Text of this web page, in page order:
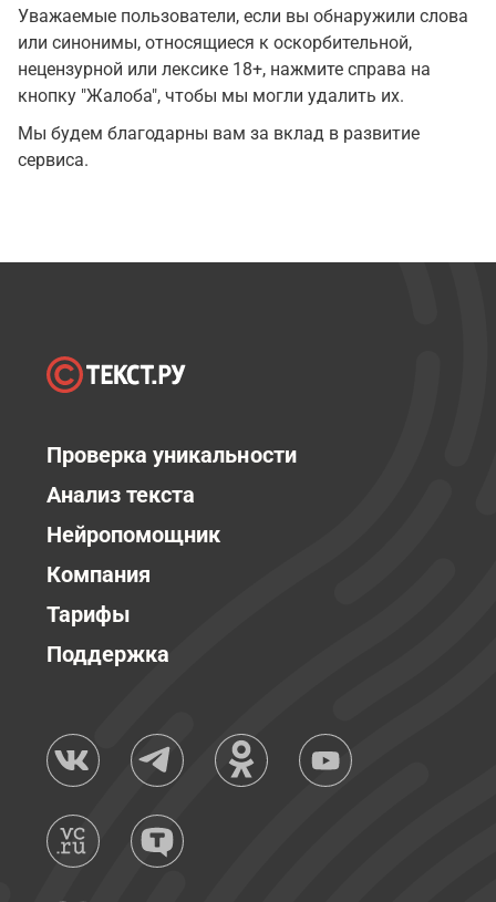
Уважаемые пользователи, если вы обнаружили слова
или синонимы, относящиеся к оскорбительной,
нецензурной или лексике 18+, нажмите справа на
кнопку "Жалоба", чтобы мы могли удалить их.
Мы будем благодарны вам за вклад в развитие
сервиса.
Проверка уникальности
Анализ текста
Нейропомощник
Компания
Тарифы
Поддержка